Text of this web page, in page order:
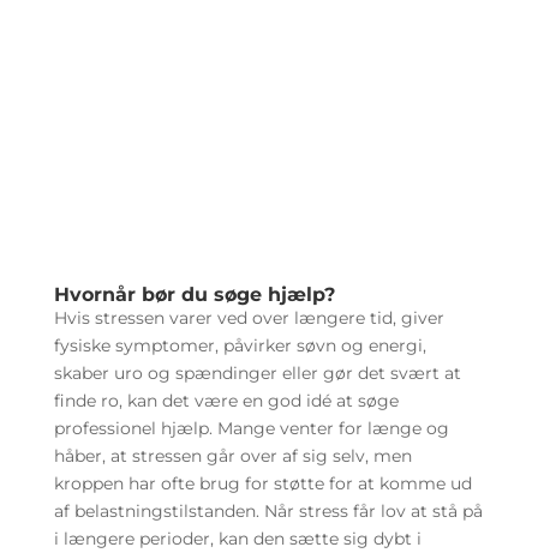
Hvornår bør du søge hjælp?
Hvis stressen varer ved over længere tid, giver
fysiske symptomer, påvirker søvn og energi,
skaber uro og spændinger eller gør det svært at
finde ro, kan det være en god idé at søge
professionel hjælp. Mange venter for længe og
håber, at stressen går over af sig selv, men
kroppen har ofte brug for støtte for at komme ud
af belastningstilstanden. Når stress får lov at stå på
i længere perioder, kan den sætte sig dybt i